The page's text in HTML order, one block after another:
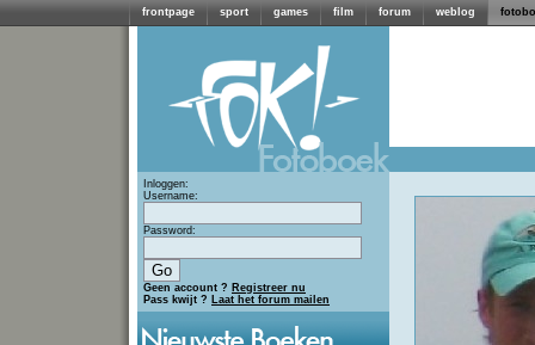
frontpage sport games film forum weblog
Inloggen:
Username:
Password:
Geen account ? Registreer nu
Pass kwijt ? Laat het forum mailen